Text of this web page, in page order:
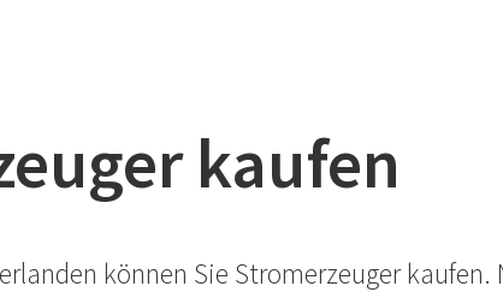
kaufen
können Sie Stromerzeuger kaufen.